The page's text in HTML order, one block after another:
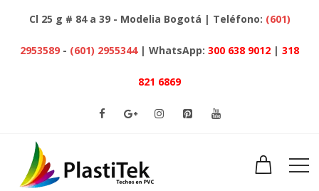
Cl 25 g # 84 a 39 - Modelia Bogotá | Teléfono: (601)
2953589 - (601) 2955344 | WhatsApp: 300 638 9012 | 318
821 6869